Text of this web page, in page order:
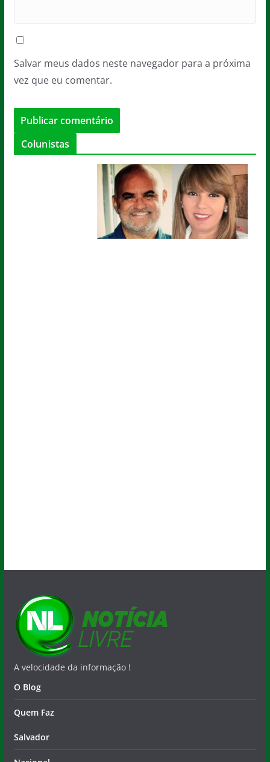
Salvar meus dados neste navegador para a próxima
vez que eu comentar.
Colunistas
A velocidade da informação !
O Blog
Quem Faz
Salvador